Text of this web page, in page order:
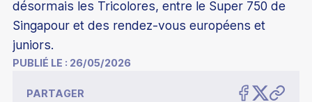
Comment jouer au badminton
S'équiper pour jouer
Trouver un club
Comment devenir champion
Parcours de performance fédérale
Éducation
Badminton scolaire et universitaire
désormais les Tricolores, entre le Super 750 de
Singapour et des rendez-vous européens et
juniors.
PUBLIÉ LE : 26/05/2026
PARTAGER